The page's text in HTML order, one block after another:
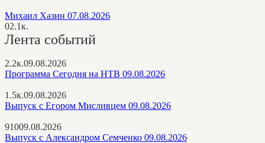
Михаил Хазин 07.08.2026
02.1к.
Лента событий
2.2к.09.08.2026
Программа Сегодня на НТВ 09.08.2026
1.5к.09.08.2026
Выпуск с Егором Мисливцем 09.08.2026
91009.08.2026
Выпуск с Александром Семченко 09.08.2026